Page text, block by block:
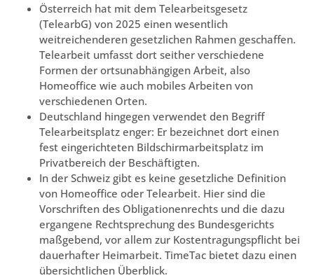
Österreich hat mit dem Telearbeitsgesetz
(TelearbG) von 2025 einen wesentlich
weitreichenderen gesetzlichen Rahmen geschaffen.
Telearbeit umfasst dort seither verschiedene
Formen der ortsunabhängigen Arbeit, also
Homeoffice wie auch mobiles Arbeiten von
verschiedenen Orten.
Deutschland hingegen verwendet den Begriff
Telearbeitsplatz enger: Er bezeichnet dort einen
fest eingerichteten Bildschirmarbeitsplatz im
Privatbereich der Beschäftigten.
In der Schweiz gibt es keine gesetzliche Definition
von Homeoffice oder Telearbeit. Hier sind die
Vorschriften des Obligationenrechts und die dazu
ergangene Rechtsprechung des Bundesgerichts
maßgebend, vor allem zur Kostentragungspflicht bei
dauerhafter Heimarbeit. TimeTac bietet dazu einen
übersichtlichen Überblick.